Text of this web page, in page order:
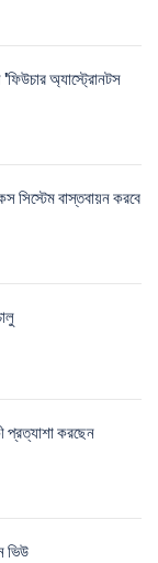
'ফিউচার অ্যাস্ট্রোনটস
সিস্টেম বাস্তবায়ন করবে
প্রত্যাশা করছেন
ভিউ